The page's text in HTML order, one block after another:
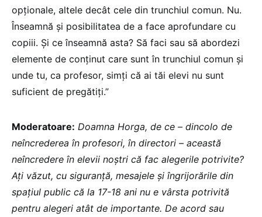
opționale, altele decât cele din trunchiul comun. Nu.
Înseamnă și posibilitatea de a face aprofundare cu
copiii. Și ce înseamnă asta? Să faci sau să abordezi
elemente de conținut care sunt în trunchiul comun și
unde tu, ca profesor, simți că ai tăi elevi nu sunt
suficient de pregătiți.”
Moderatoare: Doamna Horga, de ce – dincolo de
neîncrederea în profesori, în directori – această
neîncredere în elevii noștri că fac alegerile potrivite?
Ați văzut, cu siguranță, mesajele și îngrijorările din
spațiul public că la 17-18 ani nu e vârsta potrivită
pentru alegeri atât de importante. De acord sau